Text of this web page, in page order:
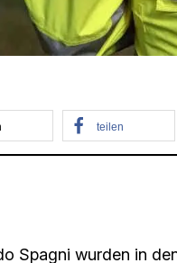
teilen
Spagni wurden in